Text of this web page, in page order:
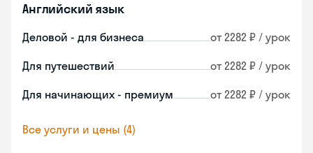
Английский язык
Деловой - для бизнеса от 2282 ₽ / урок
Для путешествий от 2282 ₽ / урок
Для начинающих - премиум от 2282 ₽ / урок
Все услуги и цены (4)